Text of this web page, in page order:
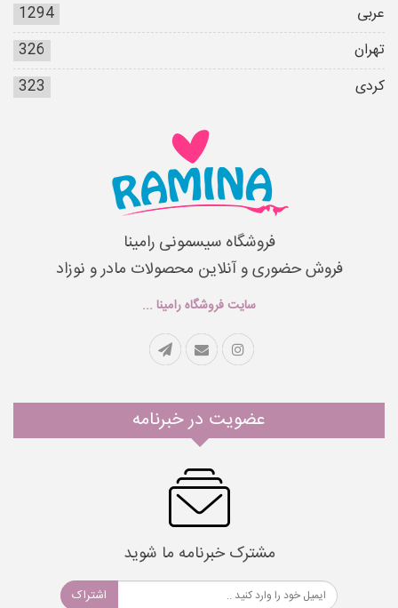
عربی
1294
تهران
326
کردی
323
فروشگاه سیسمونی رامینا
فروش حضوری و آنلاین محصولات مادر و نوزاد
سایت فروشگاه رامینا ...
عضویت در خبرنامه
مشترک خبرنامه ما شوید
اشتراک